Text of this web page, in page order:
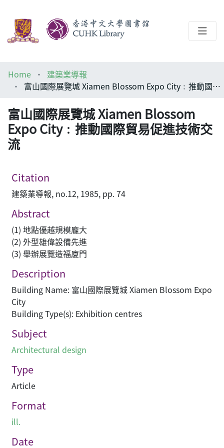
Help
Home
建築業導報
富山國際展覽城 Xiamen Blossom Expo City﹕推動國際貿易促進技術交流
富山國際展覽城 Xiamen Blossom
Expo City﹕推動國際貿易促進技術交
流
Citation
建築業導報, no.12, 1985, pp. 74
Abstract
(1) 地點優越規模龐大
(2) 外型雄偉設備先進
(3) 舉辦展覽造福廈門
Description
Building Name: 富山國際展覽城 Xiamen Blossom Expo
City
Building Type(s): Exhibition centres
Subject
Architectural design
Type
Article
Format
ill.
Date